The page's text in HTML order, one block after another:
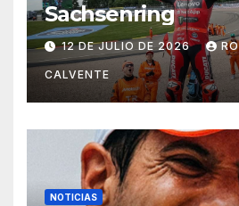
Sachsenring
12 DE JULIO DE 2026
CALVENTE
NOTICIAS